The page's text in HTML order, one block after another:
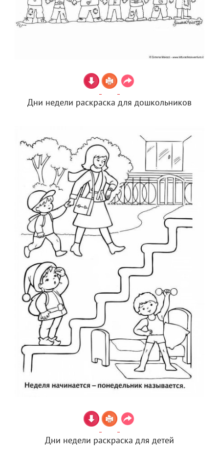
Дни недели раскраска для дошкольников
Дни недели раскраска для детей